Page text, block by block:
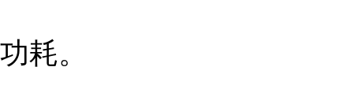
功耗。